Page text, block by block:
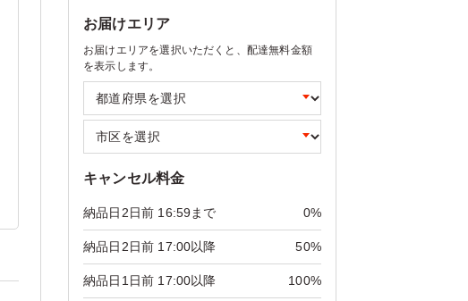
お届けエリア
お届けエリアを選択いただくと、配達無料金額
を表示します。
キャンセル料金
納品日2日前 16:59まで 0%
納品日2日前 17:00以降 50%
納品日1日前 17:00以降 100%